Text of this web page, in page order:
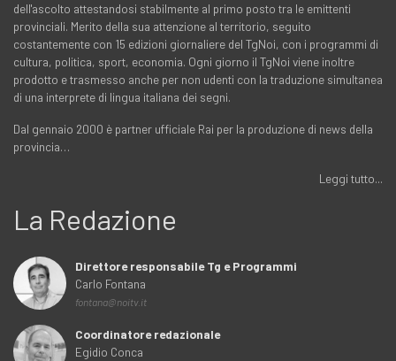
dell'ascolto attestandosi stabilmente al primo posto tra le emittenti
provinciali. Merito della sua attenzione al territorio, seguito
costantemente con 15 edizioni giornaliere del TgNoi, con i programmi di
cultura, politica, sport, economia. Ogni giorno il TgNoi viene inoltre
prodotto e trasmesso anche per non udenti con la traduzione simultanea
di una interprete di lingua italiana dei segni.
Dal gennaio 2000 è partner ufficiale Rai per la produzione di news della
provincia…
Leggi tutto...
La Redazione
Direttore responsabile Tg e Programmi
Carlo Fontana
fontana@noitv.it
Coordinatore redazionale
Egidio Conca